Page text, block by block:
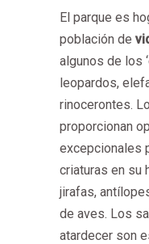
El parque es
población de
algunos de los
leopardos,
rinocerontes.
proporcionan
excepcionales
criaturas en su
jirafas,
de aves. Los
atardecer son